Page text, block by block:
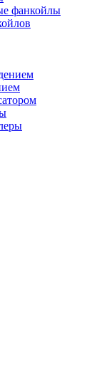
фанкойлы